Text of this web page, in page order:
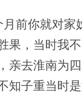
前你就对家
果，当时我
亲去淮南为
知子重当时